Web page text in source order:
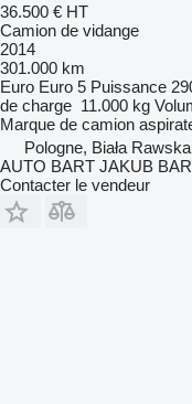
36.500 € HT
Camion de vidange
2014
301.000 km
Euro Euro 5 Puissance
de charge 11.000 kg
Marque de camion
Pologne, Biała Rawska
AUTO BART JAKUB
Contacter le vendeur